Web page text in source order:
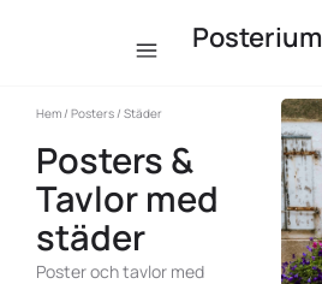
Posterium
Hem/ Posters/ Städer
Posters &
Tavlor med
städer
Posterochtavlor med